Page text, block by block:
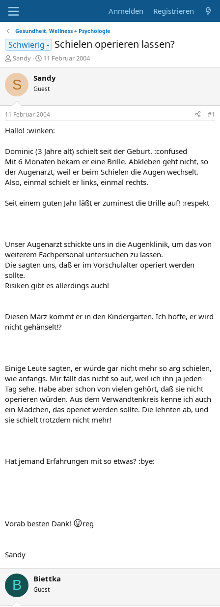
Anmelden Registrieren
Gesundheit, Wellness + Psychologie
Schwierig - Schielen operieren lassen?
E
r
s
t
e
r
Sandy
E
r
s
e
l
t
a
11 Februar 2004
S Sandy
Guest
11 Februar 2004 #1
Hallo! :winken:
Dominic (3 Jahre alt) schielt seit der Geburt. :confused
Mit 6 Monaten bekam er eine Brille. Abkleben geht nicht, so
der Augenarzt, weil er beim Schielen die Augen wechselt.
Also, einmal schielt er links, einmal rechts.
Seit einem guten Jahr läßt er zuminest die Brille auf! :respekt
Unser Augenarzt schickte uns in die Augenklinik, um das von
weiterem Fachpersonal untersuchen zu lassen.
Die sagten uns, daß er im Vorschulalter operiert werden
sollte.
Risiken gibt es allerdings auch!
Diesen März kommt er in den Kindergarten. Ich hoffe, er wird
nicht gehänselt!?
Einige Leute sagten, er würde gar nicht mehr so arg schielen,
wie anfangs. Mir fällt das nicht so auf, weil ich ihn ja jeden
Tag sehe. Habe aber schon von vielen gehört, daß sie nicht
operieren würden. Aus dem Verwandtenkreis kenne ich auch
ein Mädchen, das operiet werden sollte. Die lehnten ab, und
sie schielt trotzdem nicht mehr!
Hat jemand Erfahrungen mit so etwas? :bye:
Vorab besten Dank! 😛reg
Sandy
B Biettka
Guest